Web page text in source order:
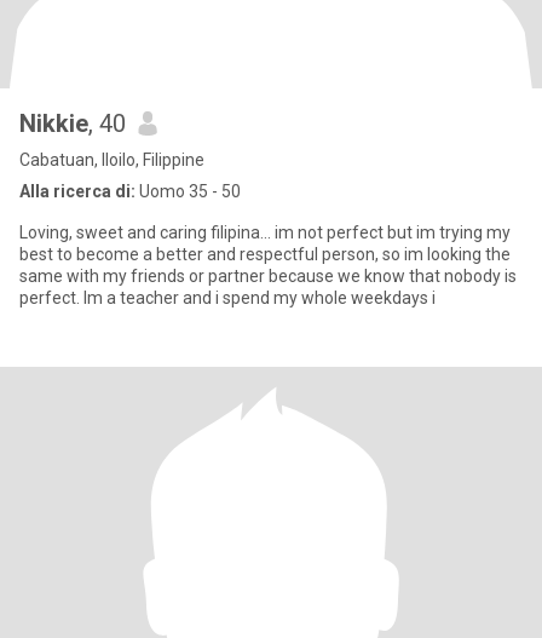
Nikkie, 40
Cabatuan, Iloilo, Filippine
Alla ricerca di: Uomo 35 - 50
Loving, sweet and caring filipina... im not perfect but im trying my
best to become a better and respectful person, so im looking the
same with my friends or partner because we know that nobody is
perfect. Im a teacher and i spend my whole weekdays i